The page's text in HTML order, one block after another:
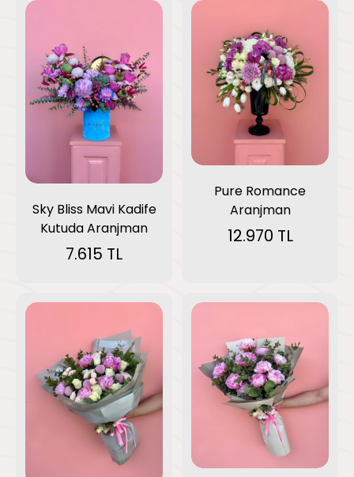
Sky Bliss Mavi Kadife
Kutuda Aranjman
7.615 TL
Pure Romance
Aranjman
12.970 TL